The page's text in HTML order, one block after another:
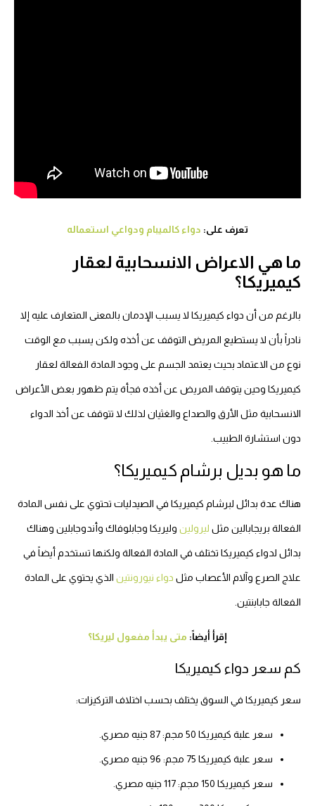
تعرف على: دواء كالميبام ودواعي استعماله
ما هي الاعراض الانسحابية لعقار
كيميريكا؟
بالرغم من أن دواء كيميريكا لا يسبب الإدمان بالمعنى المتعارف عليه إلا
نادراً بأن لا يستطيع المريض التوقف عن أخذه ولكن يسبب مع الوقت
نوع من الاعتماد بحيث يعتمد الجسم على وجود المادة الفعالة لعقار
كيميريكا وحين يتوقف المريض عن أخذه فجأة يتم ظهور بعض الأعراض
الانسحابية مثل الأرق والصداع والغثيان لذلك لا تتوقف عن أخذ الدواء
دون استشارة الطبيب.
ما هو بديل برشام كيميريكا؟
هناك عدة بدائل لبرشام كيميريكا في الصيدليات تحتوي على نفس المادة
الفعالة بريجابالين مثل ليرولين وليريكا وجابلوفاك وأندوجابلين وهناك
بدائل لدواء كيميريكا تختلف في المادة الفعالة ولكنها تستخدم أيضاً في
علاج الصرع وآلام الأعصاب مثل دواء نيورونتين الذي يحتوي على المادة
الفعالة جابابنتين.
إقرأ أيضاً: متى يبدأ مفعول ليريكا؟
كم سعر دواء كيميريكا
سعر كيميريكا في السوق يختلف بحسب اختلاف التركيزات:
سعر علبة كيميريكا 50 مجم: 87 جنيه مصري.
سعر علبة كيميريكا 75 مجم: 96 جنيه مصري.
سعر كيميريكا 150 مجم: 117 جنيه مصري.